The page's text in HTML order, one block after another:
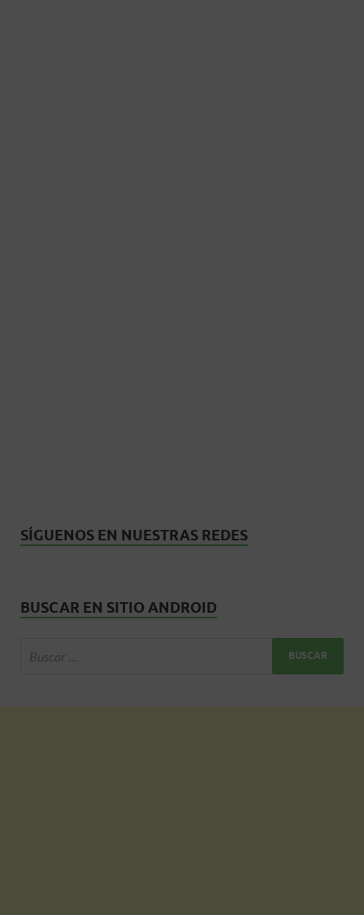
SÍGUENOS EN NUESTRAS REDES
BUSCAR EN SITIO ANDROID